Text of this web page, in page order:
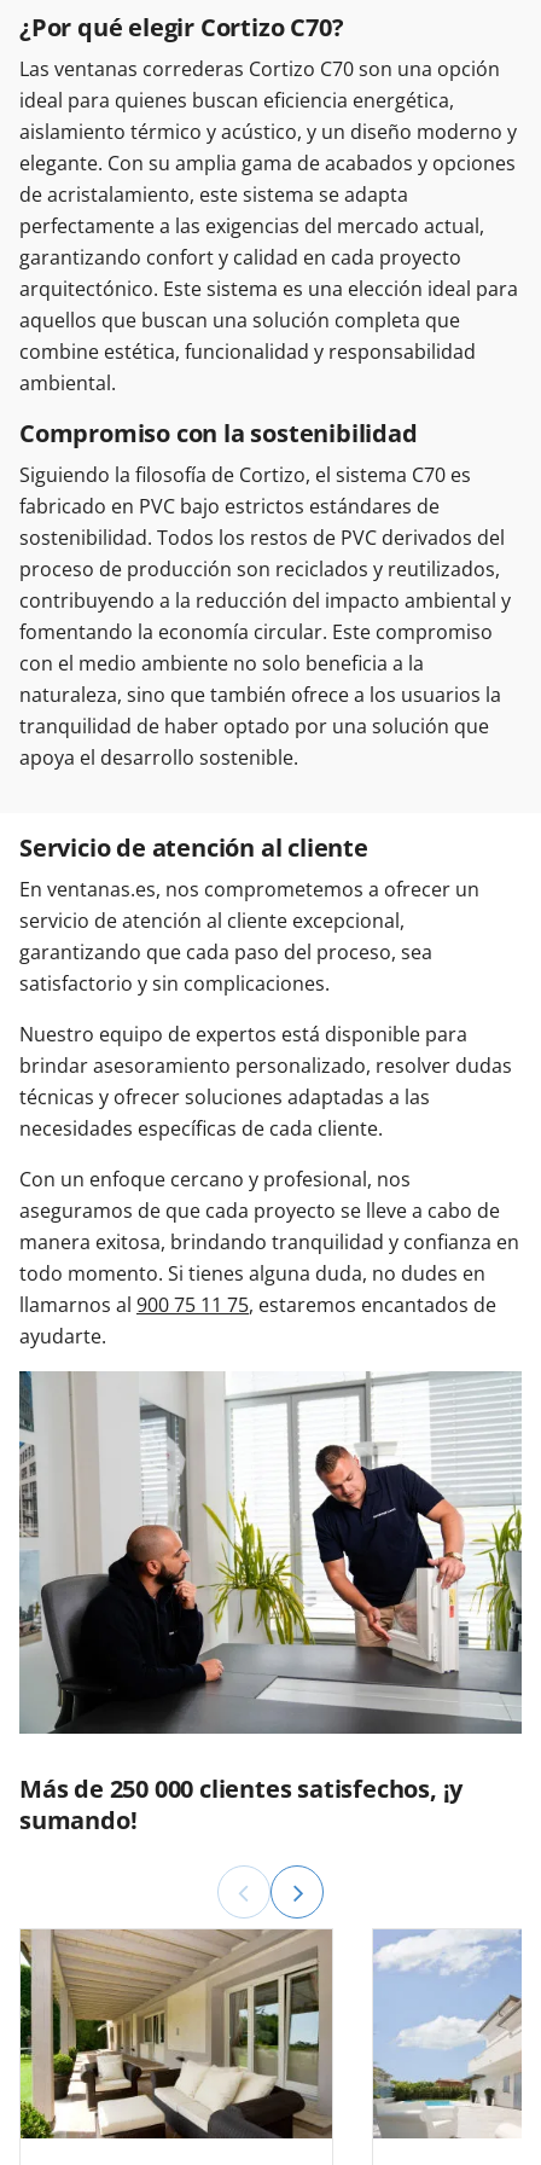
¿Por qué elegir Cortizo C70?
Las ventanas correderas Cortizo C70 son una opción
ideal para quienes buscan eficiencia energética,
aislamiento térmico y acústico, y un diseño moderno y
elegante. Con su amplia gama de acabados y opciones
de acristalamiento, este sistema se adapta
perfectamente a las exigencias del mercado actual,
garantizando confort y calidad en cada proyecto
arquitectónico. Este sistema es una elección ideal para
aquellos que buscan una solución completa que
combine estética, funcionalidad y responsabilidad
ambiental.
Compromiso con la sostenibilidad
Siguiendo la filosofía de Cortizo, el sistema C70 es
fabricado en PVC bajo estrictos estándares de
sostenibilidad. Todos los restos de PVC derivados del
proceso de producción son reciclados y reutilizados,
contribuyendo a la reducción del impacto ambiental y
fomentando la economía circular. Este compromiso
con el medio ambiente no solo beneficia a la
naturaleza, sino que también ofrece a los usuarios la
tranquilidad de haber optado por una solución que
apoya el desarrollo sostenible.
Servicio de atención al cliente
En ventanas.es, nos comprometemos a ofrecer un
servicio de atención al cliente excepcional,
garantizando que cada paso del proceso, sea
satisfactorio y sin complicaciones.
Nuestro equipo de expertos está disponible para
brindar asesoramiento personalizado, resolver dudas
técnicas y ofrecer soluciones adaptadas a las
necesidades específicas de cada cliente.
Con un enfoque cercano y profesional, nos
aseguramos de que cada proyecto se lleve a cabo de
manera exitosa, brindando tranquilidad y confianza en
todo momento. Si tienes alguna duda, no dudes en
llamarnos al 900 75 11 75, estaremos encantados de
ayudarte.
Más de 250 000 clientes satisfechos, ¡y
sumando!